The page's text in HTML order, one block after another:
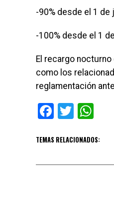
-90% desde el 1 de
-100% desde el 1
El recargo
como los
reglamentación
Facebook
Twitter
TEMAS RELACIONADOS: